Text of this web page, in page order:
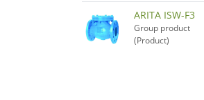
ARITA ISW-F3
Group product
(Product)